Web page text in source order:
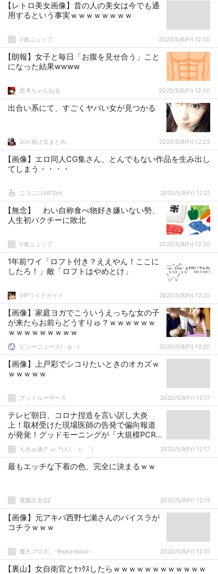
【レトロ美女画像】昔の人の美女は今でも通
用するという事実ｗｗｗｗｗｗｗｗ
V速ニュップ 2020/5/8(Fr) 12:30
【朗報】女子と毎日「お腹を見せ合う」こと
になった結果wwww
思考ちゃんねる 2020/5/8(Fr) 12:30
出合い系にて、すごくヤバい女が見つかる
2ch 抜けるまとめ 2020/5/8(Fr) 12:23
【画像】エロ同人CG集さん、とんでもない作品を生み出し
てしまう・・・・
ニコニコVIP2ch 2020/5/8(Fr) 12:21
【無念】 わい自称食べ物好き嫌いない勢、
人生初パクチーに敗北
V速ニュップ 2020/5/8(Fr) 12:20
1年前ワイ「ロフト付き？ええやん！ここに
したろ！」敵「ロフトはやめとけ」
VIPワイドガイド 2020/5/8(Fr) 12:20
【画像】家庭ヨガでこういうえっちな女の子
が来たらお前らどうすりゅ？ｗｗｗｗｗｗ
ｗｗｗｗｗｗｗｗｗ
ピシーニュース(・p・)ゞ 2020/5/8(Fr) 12:20
【画像】上戸彩でシコりたいときのオカズｗ
ｗｗｗｗｗ
グッドルーザーズ 2020/5/8(Fr) 12:17
テレビ朝日、コロナ捏造を言い訳し大炎
上！取材受けた現場医師の告発で偏向報道
が発覚！グッドモーニングが「大規模PCR
検査辞めるべき」を真逆に編集！
もきゅ速(*´ω`*)人(´･ェ･｀) 2020/5/8(Fr) 12:17
最もエッチな下着の色、完全に決まるｗｗ
電脳王女QZ 2020/5/8(Fr) 12:15
【画像】元アキバ西野七瀬さんのパイスラが
コチラｗｗｗ
魔王ブログ。-Beelzeboul- 2020/5/8(Fr) 12:15
【裏山】女自衛官とｾｯｸｽしたらｗｗｗｗｗｗｗｗｗｗｗｗ